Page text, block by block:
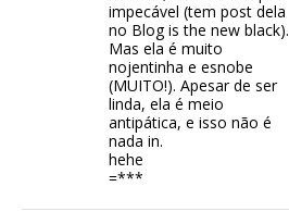
impecável (tem post dela
no Blog is the new black).
Mas ela é muito
nojentinha e esnobe
(MUITO!). Apesar de ser
linda, ela é meio
antipática, e isso não é
nada in.
hehe
=***